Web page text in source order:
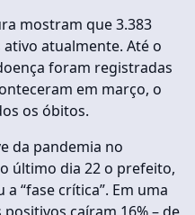
mostram que 3.383
atualmente. Até o
foram registradas
em março, o
os óbitos.
da pandemia no
último dia 22 o prefeito,
a “fase crítica”. Em uma